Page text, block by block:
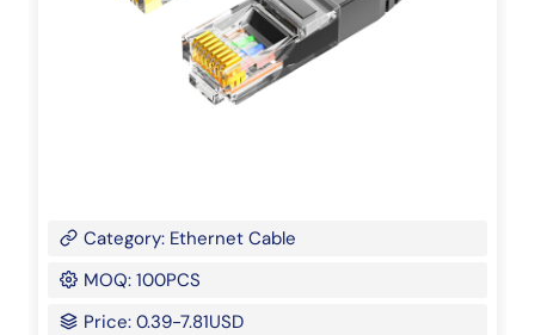
Category: Ethernet Cable
MOQ: 100PCS
Price: 0.39-7.81USD